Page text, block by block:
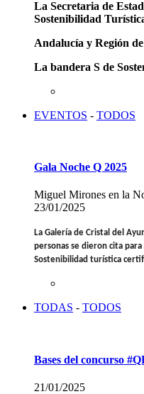
La Secretaria de
Sostenibilidad
Andalucía y Región
La bandera S de
EVENTOS - TODOS
Gala Noche Q 2025
Miguel Mirones en la
23/01/2025
La Galería de Cristal del
personas se dieron cita
Sostenibilidad turística
TODAS - TODOS
Bases del concurso
21/01/2025